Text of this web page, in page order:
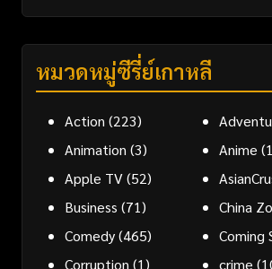
หมวดหมู่ซีรี่ย์เกาหลี
Action (223)
Animation (3) Anime
Apple TV(52)
Business (71) China
Comedy(465) Coming
Corruption (1) crime